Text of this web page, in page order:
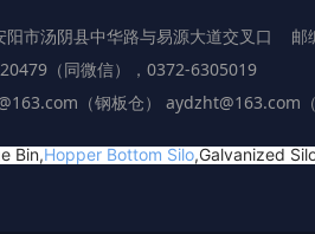
阳市汤阴县中华路与易源大道交叉口 邮
（同微信），0372-6305019
（钢板仓） aydzht@163.com（
Bin,Hopper Bottom Silo,Galvanized